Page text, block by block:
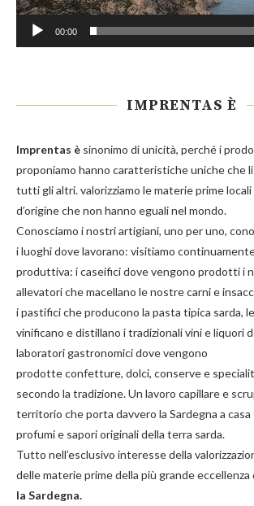
00:00
IMPRENTAS È
Imprentas è sinonimo di unicità, perché i
proponiamo hanno caratteristiche uniche che
tutti gli altri. valorizziamo le materie prime
d’origine che non hanno eguali nel mondo.
Conosciamo i nostri artigiani, uno per uno,
i luoghi dove lavorano: visitiamo
produttiva: i caseifici dove vengono prodotti i
allevatori che macellano le nostrecarnie
i pastifici che producono la pasta tipica sarda,
vinificano e distillano i tradizionalivini e liquori
laboratori gastronomici dove vengono
prodotteconfetture, dolci, conservee
secondo la tradizione. Un lavoro capillare e
territorio che porta davvero la Sardegna a
profumi e sapori originali della terra sarda.
Tutto nell’esclusivo interesse della
delle materie prime della più grande
la Sardegna.